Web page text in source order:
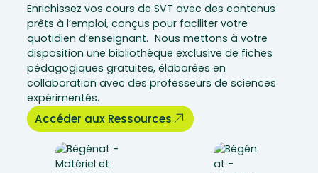
Enrichissez vos cours de SVT avec des contenus
prêts à l’emploi, conçus pour faciliter votre
quotidien d’enseignant. Nous mettons à votre
disposition une bibliothèque exclusive de fiches
pédagogiques gratuites, élaborées en
collaboration avec des professeurs de sciences
expérimentés.
Accéder aux Ressources